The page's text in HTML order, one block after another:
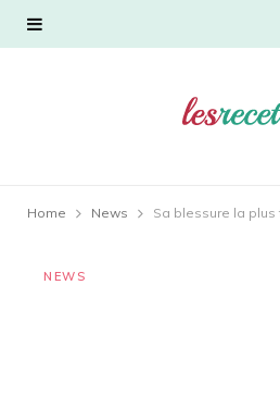
Home News
NEWS